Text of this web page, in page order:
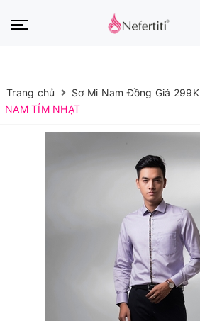
Trang chủ Sơ Mi Nam Đồng Giá 299K
NAM TÍM NHẠT